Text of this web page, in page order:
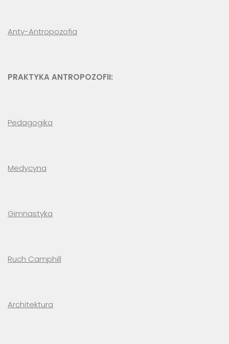
Anty-Antropozofia
PRAKTYKA ANTROPOZOFII:
Pedagogika
Medycyna
Gimnastyka
Ruch Camphill
Architektura